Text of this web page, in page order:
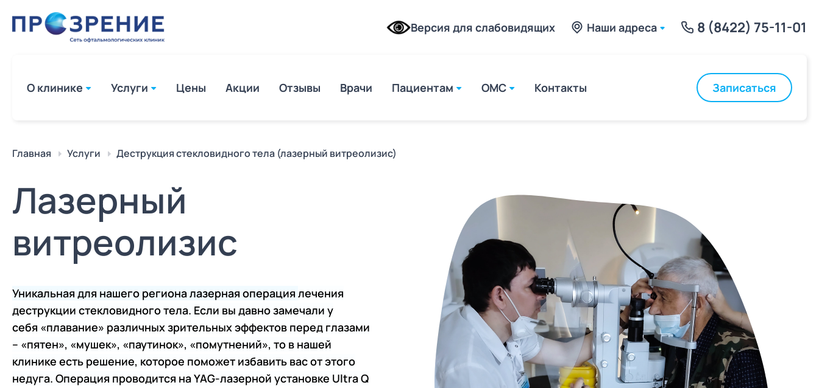
Версия для слабовидящих Наши адреса 8 (8422) 75-11-01
О клинике Услуги
Super LASIK в Ульяновске
методом FEMTO LASIK
Реконструкция век в Ульяновске у
Нины Александровны
Диагностика зрения в Ульяновске
Лазерная коррекция зрения
Удаление катаракты с заменой
ИОЛ в Ульяновске
Коррекция зрения после 45 лет
Лечение глаукомы
Цены Акции Отзывы Врачи Пациентам ОМС Контакты Записаться
Главная Услуги Деструкция стекловидного тела (лазерный витреолизис)
Лазерный
витреолизис
Уникальная для нашего региона лазерная операция лечения
деструкции стекловидного тела. Если вы давно замечали у
себя «плавание» различных зрительных эффектов перед глазами
– «пятен», «мушек», «паутинок», «помутнений», то в нашей
клинике есть решение, которое поможет избавить вас от этого
недуга. Операция проводится на YAG-лазерной установке Ultra Q